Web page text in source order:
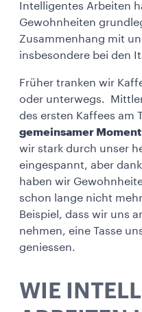
Intelligentes Arbeiten
Gewohnheiten
Zusammenhang mit
insbesondere bei den
Früher tranken wir
oder unterwegs.
des ersten Kaffees am
gemeinsamer Moment
wir stark durch unser
eingespannt, aber
haben wir
schon lange nicht
Beispiel, dass wir uns
nehmen, eine Tasse
geniessen.
WIE